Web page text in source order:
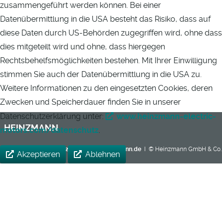
HEINZMANN
Kontakt +49 7673 8208-0I ED@heinzmann.de I © Heinzmann GmbH & Co.
KG
zusammengeführt werden können. Bei einer
Datenübermittlung in die USA besteht das Risiko, dass auf
diese Daten durch US-Behörden zugegriffen wird, ohne dass
dies mitgeteilt wird und ohne, dass hiergegen
Rechtsbehelfsmöglichkeiten bestehen. Mit Ihrer Einwilligung
stimmen Sie auch der Datenübermittlung in die USA zu.
Weitere Informationen zu den eingesetzten Cookies, deren
Zwecken und Speicherdauer finden Sie in unserer
Datenschutzerklärung unter:
www.heinzmann-electric-
motors.com/datenschutz.
Akzeptieren Ablehnen